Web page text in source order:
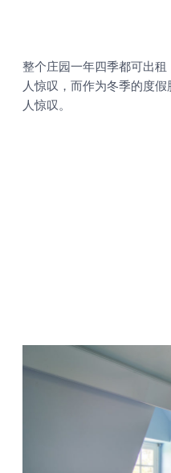
整个庄园一年四季都可出
人惊叹，而作为冬季的度
人惊叹。